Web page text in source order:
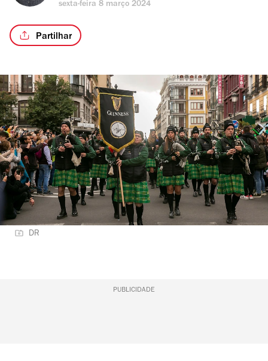
sexta-feira 8 março 2024
Partilhar
DR
PUBLICIDADE